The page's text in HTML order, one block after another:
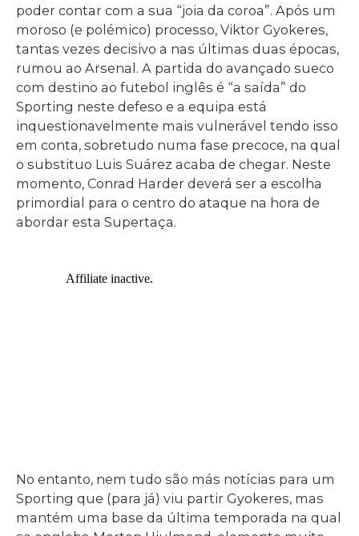
poder contar com a sua “joia da coroa”. Após um
moroso (e polémico) processo, Viktor Gyokeres,
tantas vezes decisivo a nas últimas duas épocas,
rumou ao Arsenal. A partida do avançado sueco
com destino ao futebol inglês é “a saída” do
Sporting neste defeso e a equipa está
inquestionavelmente mais vulnerável tendo isso
em conta, sobretudo numa fase precoce, na qual
o substituo Luis Suárez acaba de chegar. Neste
momento, Conrad Harder deverá ser a escolha
primordial para o centro do ataque na hora de
abordar esta Supertaça.
No entanto, nem tudo são más notícias para um
Sporting que (para já) viu partir Gyokeres, mas
mantém uma base da última temporada na qual